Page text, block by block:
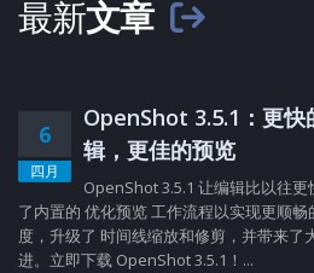
最新文章
6
四月
OpenShot 3.5.1：更快
辑，更佳的预览
OpenShot 3.5.1 让编辑比以往
了内置的 优化预览 工作流程以实现更顺
度，升级了 时间线缩放和修剪，并带来了
进。立即下载 OpenShot 3.5.1！...